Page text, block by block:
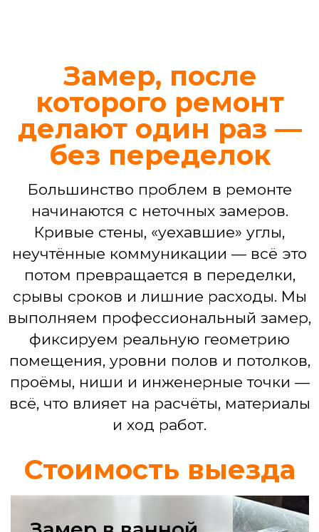
Ремонт ванной комнаты
Демонтаж, гидроизоляция, укладка
плитки, установка сантехники,
монтаж потолка, светильников.
Ремонт кухни
укладка пола, электрика для
смесителя.
независимо от его масштаба
ВАННОЙ
3D-визуализация интерьера
Подбор материалов,
сантехники, мебели
Смета по проекту